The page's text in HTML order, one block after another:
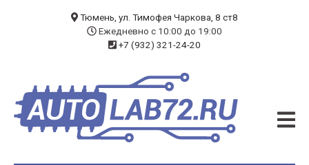
ЧИП-ТЮНИНГ
ДИАГНОСТИКА
Тюмень, ул. Тимофея Чаркова, 8 ст8
Ежедневно с 10:00 до 19:00
+7 (932) 321-24-20